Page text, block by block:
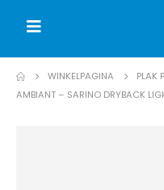
WINKELPAGINA PLAK
AMBIANT – SARINO DRYBACK